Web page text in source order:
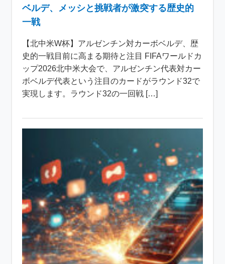
ベルデ、メッシと挑戦者が激突する歴史的
一戦
【北中米W杯】アルゼンチン対カーボベルデ、歴
史的一戦目前に高まる期待と注目 FIFAワールドカ
ップ2026北中米大会で、アルゼンチン代表対カー
ボベルデ代表という注目のカードがラウンド32で
実現します。ラウンド32の一回戦 […]